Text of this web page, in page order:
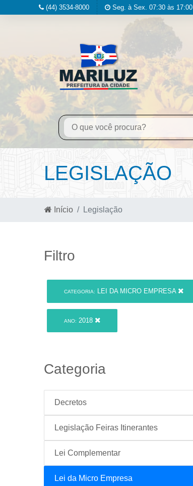
(44) 3534-8000 Seg. à Sex. 07:30 às 17:00
LEGISLAÇÃO
Início Legislação
Filtro
CATEGORIA: LEI DA MICRO EMPRESA
ANO: 2018
Categoria
Decretos
Legislação Feiras Itinerantes
Lei Complementar
Lei da Micro Empresa